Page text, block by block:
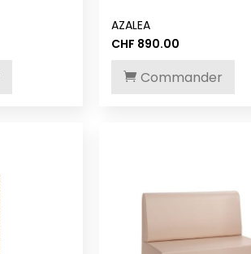
AZALEA
CHF 890.00
Commander